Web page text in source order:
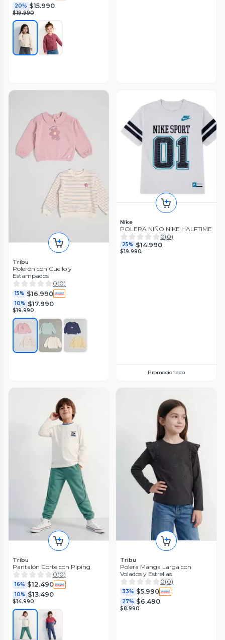
20% $15.990
$19.990
Tribu
Polerón con Cuello y
Estampados
0(0)
15% $16.990
10% $17.990
$19.990
Nike
POLERA NIÑO NIKE HALFTIME
0(0)
25% $14.990
$19.990
Promocionado
Tribu
Pantalón Corte con Piping
0(0)
16% $12.490
10% $13.490
$14.990
Tribu
Polera Manga Larga con
Volados y Estrellas
0(0)
33% $5.990
27% $6.490
$8.990